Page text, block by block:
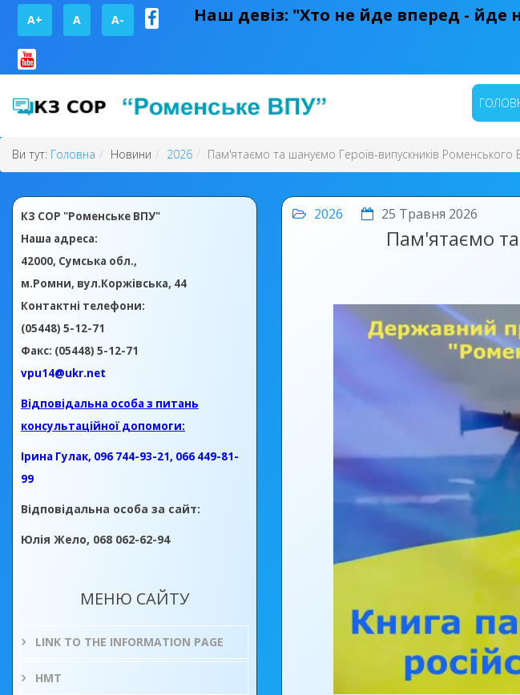
A+ А A- Наш девіз: "Хто не йде вперед - йде
Ви тут: Головна Новини 2026 Пам'ятаємо та шануємо Героїв-випускників Роменського
КЗ СОР "Роменське ВПУ"
Наша адреса:
42000, Сумська обл.,
м.Ромни, вул.Коржівська, 44
Контактні телефони:
(05448) 5-12-71
Факс: (05448) 5-12-71
vpu14@ukr.net
Відповідальна особа з питань
консультаційної допомоги:
Ірина Гулак, 096 744-93-21, 066 449-81-
99
Відповідальна особа за сайт:
Юлія Жело, 068 062-62-94
МЕНЮ САЙТУ
LINK TO THE INFORMATION PAGE
НМТ
2026 25 Травня 2026
Пам'ятаємо